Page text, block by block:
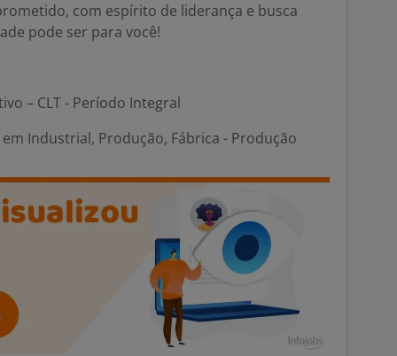
com espírito de liderança e busca
pode ser para você!
– CLT - Período Integral
Industrial, Produção, Fábrica - Produção